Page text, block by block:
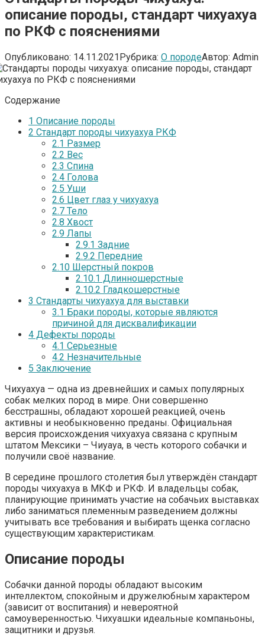
описание породы, стандарт чихуахуа
по РКФ с пояснениями
Опубликовано: 14.11.2021Рубрика: О породеАвтор: Admin
Содержание
1 Описание породы
2 Стандарт породы чихуахуа РКФ
2.1 Размер
2.2 Вес
2.3 Спина
2.4 Голова
2.5 Уши
2.6 Цвет глаз у чихуахуа
2.7 Тело
2.8 Хвост
2.9 Лапы
2.9.1 Задние
2.9.2 Передние
2.10 Шерстный покров
2.10.1 Длинношерстные
2.10.2 Гладкошерстные
3 Стандарты чихуахуа для выставки
3.1 Браки породы, которые являются
причиной для дисквалификации
4 Дефекты породы
4.1 Серьезные
4.2 Незначительные
5 Заключение
Чихуахуа — одна из древнейших и самых популярных
собак мелких пород в мире. Они совершенно
бесстрашны, обладают хорошей реакцией, очень
активны и необыкновенно преданы. Официальная
версия происхождения чихуахуа связана с крупным
штатом Мексики – Чиуауа, в честь которого собачки и
получили своё название.
В середине прошлого столетия был утверждён стандарт
породы чихуахуа в МКФ и РКФ. И владельцы собак,
планирующие принимать участие на собачьих выставках
либо заниматься племенным разведением должны
учитывать все требования и выбирать щенка согласно
существующим характеристикам.
Описание породы
Собачки данной породы обладают высоким
интеллектом, спокойным и дружелюбным характером
(зависит от воспитания) и невероятной
самоуверенностью. Чихуашки идеальные компаньоны,
защитники и друзья.